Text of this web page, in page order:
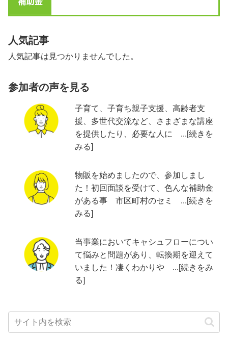
人気記事
人気記事は見つかりませんでした。
参加者の声を見る
子育て、子育ち親子支援、高齢者支
援、多世代交流など、さまざまな講座
を提供したり、必要な人に ...[続きを
みる]
物販を始めましたので、参加しまし
た！初回面談を受けて、色んな補助金
がある事 市区町村のセミ ...[続きを
みる]
当事業においてキャシュフローについ
て悩みと問題があり、転換期を迎えて
いました！凄くわかりや ...[続きをみ
る]